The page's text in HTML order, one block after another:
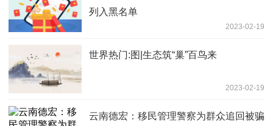
列入黑名单
2023-02-19
世界热门:图|生态筑“巢”百鸟来
2023-02-19
云南德宏：移民管理警察为群众追回被骗